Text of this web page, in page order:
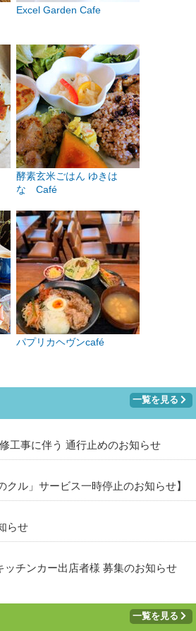
Excel Garden Cafe
酵素玄米ごはん ゆきは
な Café
パプリカヘヴンcafé
一覧を見る
工事に伴う 通行止めのお知らせ
クル」サービス一時停止のお知らせ】
らせ
ッチンカー出店者様 募集のお知らせ
一覧を見る